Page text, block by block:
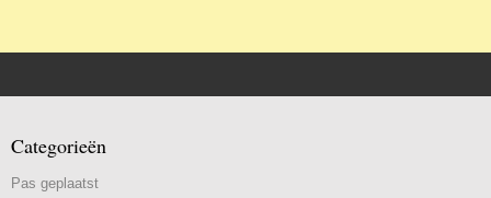
Categorieën
Pas geplaatst